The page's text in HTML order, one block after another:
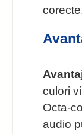
culori
Octa-
audio